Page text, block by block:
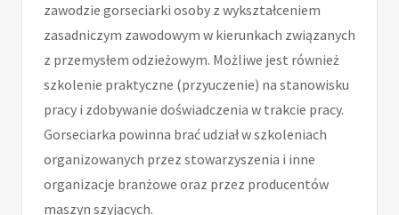
zawodzie gorseciarki osoby z wykształceniem
zasadniczym zawodowym w kierunkach związanych
z przemysłem odzieżowym. Możliwe jest również
szkolenie praktyczne (przyuczenie) na stanowisku
pracy i zdobywanie doświadczenia w trakcie pracy.
Gorseciarka powinna brać udział w szkoleniach
organizowanych przez stowarzyszenia i inne
organizacje branżowe oraz przez producentów
maszyn szyjących.